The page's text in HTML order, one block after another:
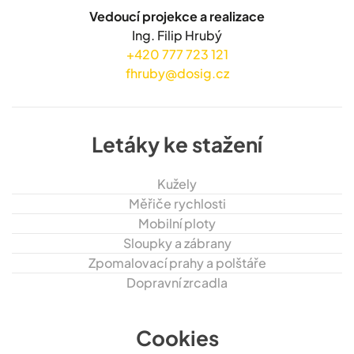
Vedoucí projekce a realizace
Ing. Filip Hrubý
+420 777 723 121
fhruby@dosig.cz
Letáky ke stažení
Kužely
Měřiče rychlosti
Mobilní ploty
Sloupky a zábrany
Zpomalovací prahy a polštáře
Dopravní zrcadla
Cookies